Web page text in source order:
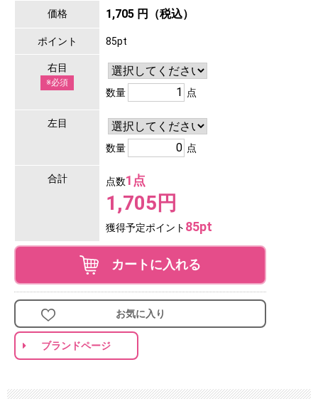
価格 1,705 円（税込）
ポイント 85pt
右目
※必須
数量 点
左目
数量 点
合計 点数1点
1,705円
獲得予定ポイント 85pt
カートに入れる
お気に入り
ブランドページ